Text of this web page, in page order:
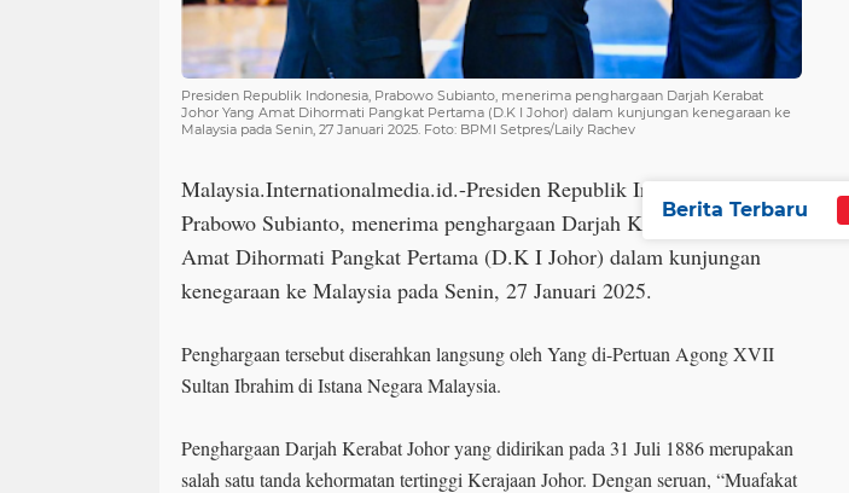
Presiden Republik Indonesia, Prabowo Subianto, menerima penghargaan Darjah Kerabat
Johor Yang Amat Dihormati Pangkat Pertama (D.K I Johor) dalam kunjungan kenegaraan ke
Malaysia pada Senin, 27 Januari 2025. Foto: BPMI Setpres/Laily Rachev
Malaysia.Internationalmedia.id.-Presiden Republik Indonesia,
Prabowo Subianto, menerima penghargaan Darjah Kerabat Johor Yang
Amat Dihormati Pangkat Pertama (D.K I Johor) dalam kunjungan
kenegaraan ke Malaysia pada Senin, 27 Januari 2025.
Penghargaan tersebut diserahkan langsung oleh Yang di-Pertuan Agong XVII
Sultan Ibrahim di Istana Negara Malaysia.
Penghargaan Darjah Kerabat Johor yang didirikan pada 31 Juli 1886 merupakan
salah satu tanda kehormatan tertinggi Kerajaan Johor. Dengan seruan, “Muafakat
Berita Terbaru